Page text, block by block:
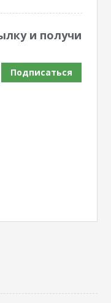
и получи
Подписаться